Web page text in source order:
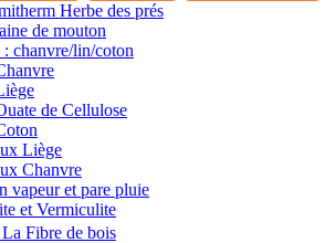
Herbe des prés
de mouton
chanvre/lin/coton
de Cellulose
Liège
Chanvre
vapeur et pare pluie
et Vermiculite
La Fibre de bois